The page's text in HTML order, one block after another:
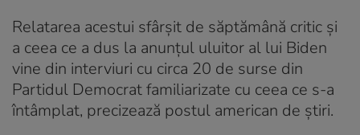
Relatarea acestui sfârşit de săptămână critic şi
a ceea ce a dus la anunţul uluitor al lui Biden
vine din interviuri cu circa 20 de surse din
Partidul Democrat familiarizate cu ceea ce s-a
întâmplat, precizează postul american de ştiri.